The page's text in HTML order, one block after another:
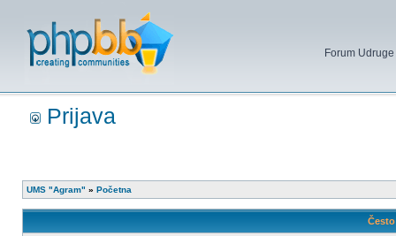
Forum
Prijava
UMS "Agram" » Početna